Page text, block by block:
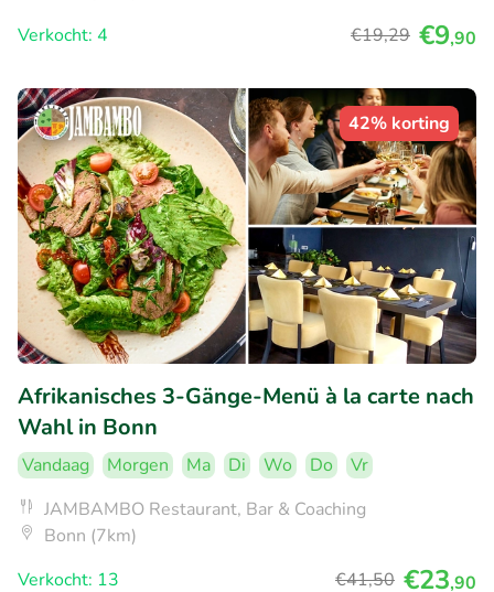
Verkocht: 4
€19,29 €9,90
42% korting
Afrikanisches 3-Gänge-Menü à la carte nach
Wahl in Bonn
Vandaag Morgen Ma Di Wo Do
Vr
JAMBAMBO Restaurant, Bar & Coaching
Bonn (7km)
Verkocht: 13
€41,50 €23,90